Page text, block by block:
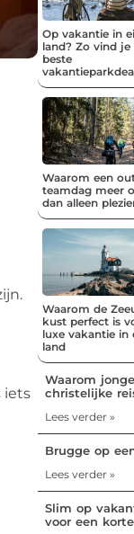
iets
Op vakantie in
land? Zo vind je
beste
Waarom een
teamdag meer
dan alleen
Waarom de
kust perfect is
luxe vakantie in
land
Waarom
christelijke
Lees verder »
Brugge op
Lees verder »
Slim op
voor een